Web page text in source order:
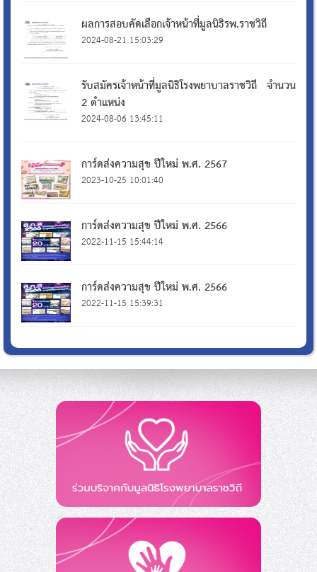
ผลการสอบคัดเลือกเจ้าหน้าที่มูลนิธิรพ.ราชวิถี
2024-08-21 15:03:29
รับสมัครเจ้าหน้าที่มูลนิธิโรงพยาบาลราชวิถี จำนวน
2 ตำแหน่ง
2024-08-06 13:45:11
การ์ดส่งความสุข ปีใหม่ พ.ศ. 2567
2023-10-25 10:01:40
การ์ดส่งความสุข ปีใหม่ พ.ศ. 2566
2022-11-15 15:44:14
การ์ดส่งความสุข ปีใหม่ พ.ศ. 2566
2022-11-15 15:39:31